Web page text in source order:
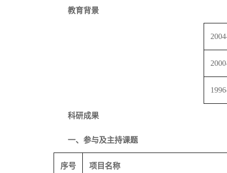
教育背景
科研成果
一、参与及主持课题
序号 项目名称